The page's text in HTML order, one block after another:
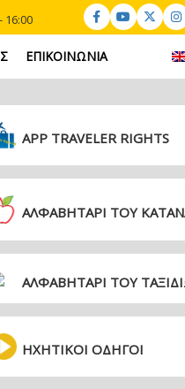
16:00
ΕΠΙΚΟΙΝΩΝΙΑ
APP TRAVELER RIGHTS
ΑΛΦΑΒΗΤΑΡΙ ΤΟΥ
ΑΛΦΑΒΗΤΑΡΙ ΤΟΥ
ΗΧΗΤΙΚΟΙ ΟΔΗΓΟΙ